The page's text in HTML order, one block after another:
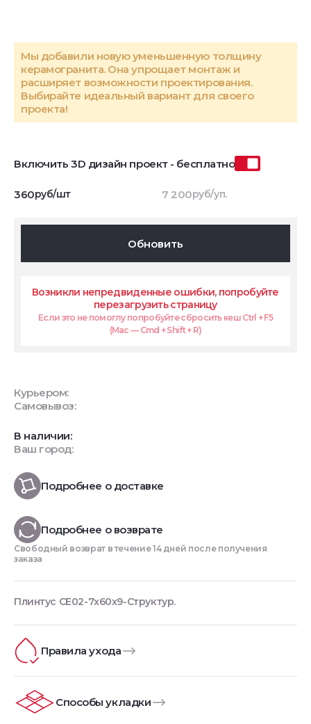
Мы добавили новую уменьшенную толщину
керамогранита. Она упрощает монтаж и
расширяет возможности проектирования.
Выбирайте идеальный вариант для своего
проекта!
Включить 3D дизайн проект - бесплатно
360руб/шт 7 200руб/уп.
Обновить
Возникли непредвиденные ошибки, попробуйте
перезагрузить страницу
Если это не помоглу попробуйте сбросить кеш Ctrl + F5
(Mac — Cmd + Shift + R)
Курьером:
Самовывоз:
В наличии:
Ваш город:
Подробнее о доставке
Подробнее о возврате
Свободный возврат в течение 14 дней после получения
заказа
Плинтус CE02-7x60x9-Структур.
Правила ухода
Способы укладки